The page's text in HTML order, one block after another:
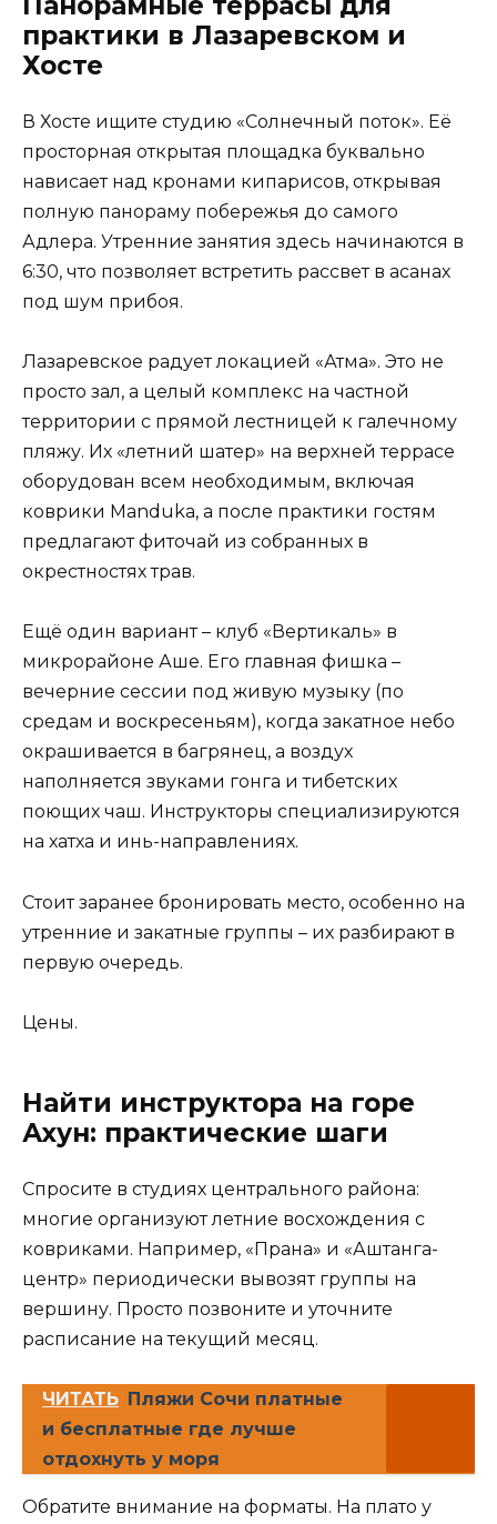
практики в Лазаревском и
Хосте
В Хосте ищите студию «Солнечный поток». Её
просторная открытая площадка буквально
нависает над кронами кипарисов, открывая
полную панораму побережья до самого
Адлера. Утренние занятия здесь начинаются в
6:30, что позволяет встретить рассвет в асанах
под шум прибоя.
Лазаревское радует локацией «Атма». Это не
просто зал, а целый комплекс на частной
территории с прямой лестницей к галечному
пляжу. Их «летний шатер» на верхней террасе
оборудован всем необходимым, включая
коврики Manduka, а после практики гостям
предлагают фиточай из собранных в
окрестностях трав.
Ещё один вариант – клуб «Вертикаль» в
микрорайоне Аше. Его главная фишка –
вечерние сессии под живую музыку (по
средам и воскресеньям), когда закатное небо
окрашивается в багрянец, а воздух
наполняется звуками гонга и тибетских
поющих чаш. Инструкторы специализируются
на хатха и инь-направлениях.
Стоит заранее бронировать место, особенно на
утренние и закатные группы – их разбирают в
первую очередь.
Цены.
Найти инструктора на горе
Ахун: практические шаги
Спросите в студиях центрального района:
многие организуют летние восхождения с
ковриками. Например, «Прана» и «Аштанга-
центр» периодически вывозят группы на
вершину. Просто позвоните и уточните
расписание на текущий месяц.
ЧИТАТЬ Пляжи Сочи платные
и бесплатные где лучше
отдохнуть у моря
Обратите внимание на форматы. На плато у